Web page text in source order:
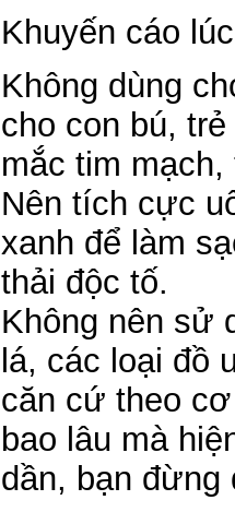
Khuyến cáo
Không dùng
cho con bú,
mắc tim
Nên tích cực
xanh để làm
thải độc tố.
Không nên sử
lá, các loại đồ
căn cứ theo
bao lâu mà
dần, bạn đừng